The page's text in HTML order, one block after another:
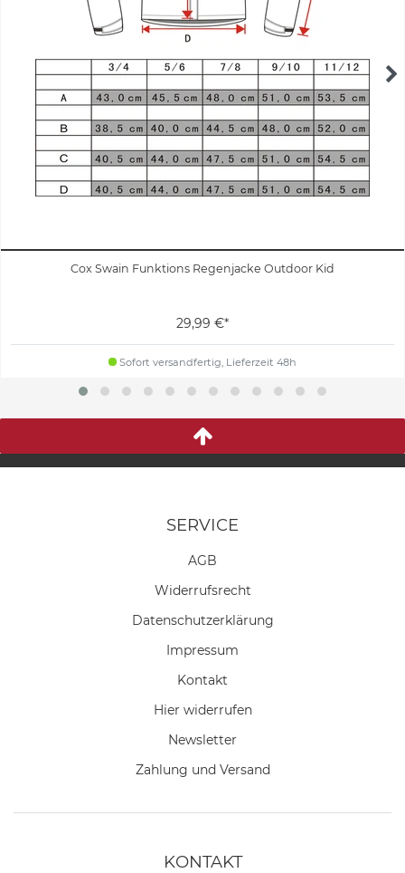
Cox Swain Funktions Regenjacke Outdoor Kid
29,99 €*
Sofort versandfertig, Lieferzeit 48h
SERVICE
AGB
Widerrufs­recht
Daten­schutz­erklärung
Impressum
Kontakt
Hier widerrufen
Newsletter
Zahlung und Versand
KONTAKT